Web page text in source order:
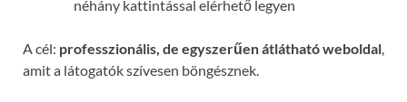
néhány kattintással elérhető legyen
A cél: professzionális, de egyszerűen átlátható weboldal,
amit a látogatók szívesen böngésznek.